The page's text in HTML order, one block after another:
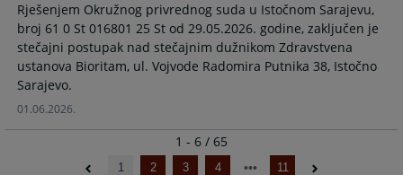
Rješenjem Okružnog privrednog suda u Istočnom Sarajevu,
broj 61 0 St 016801 25 St od 29.05.2026. godine, zaključen je
stečajni postupak nad stečajnim dužnikom Zdravstvena
ustanova Bioritam, ul. Vojvode Radomira Putnika 38, Istočno
Sarajevo.
01.06.2026.
1 - 6 / 65
1 2 3 4 11